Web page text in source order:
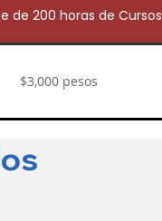
de 200 horas de Cursos
$3,000 pesos